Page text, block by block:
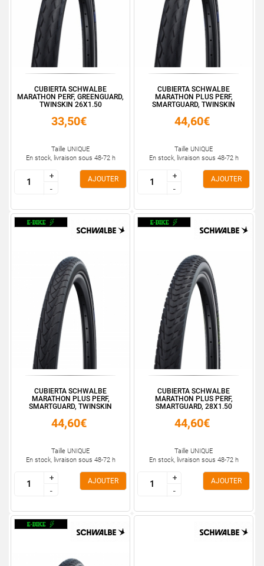
CUBIERTA SCHWALBE
MARATHON PERF, GREENGUARD,
TWINSKIN 26X1.50
33,50€
Taille UNIQUE
En stock, livraison sous 48-72 h
+
-
+
-
AJOUTER
CUBIERTA SCHWALBE
MARATHON PLUS PERF,
SMARTGUARD, TWINSKIN
44,60€
Taille UNIQUE
En stock, livraison sous 48-72 h
+
-
+
-
AJOUTER
CUBIERTA SCHWALBE
MARATHON PLUS PERF,
SMARTGUARD, TWINSKIN
44,60€
Taille UNIQUE
En stock, livraison sous 48-72 h
+
-
+
-
AJOUTER
CUBIERTA SCHWALBE
MARATHON PLUS PERF,
SMARTGUARD, 28X1.50
44,60€
Taille UNIQUE
En stock, livraison sous 48-72 h
+
-
+
-
AJOUTER